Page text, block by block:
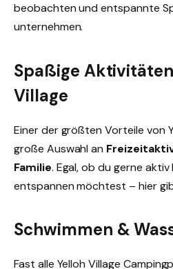
beobachten und entspannte
unternehmen.
Spaßige
Village
Einer der größten Vorteile von
große Auswahl an
Familie. Egal, ob du gerne
entspannen möchtest – hier
Schwimmen &
Fast alle Yelloh Village